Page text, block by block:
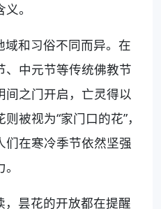
。
和习俗不同而异。在
、中元节等传统佛教节
间之门开启，亡灵得以
被视为“家门口的花”，
们在寒冷季节依然坚强
，昙花的开放都在提醒